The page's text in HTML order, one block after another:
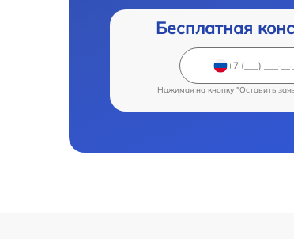
Бесплатная
Нажимая на кнопку "Оставить